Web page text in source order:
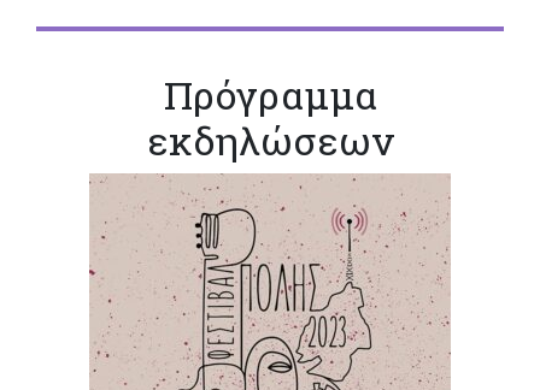
Πρόγραμμα
εκδηλώσεων